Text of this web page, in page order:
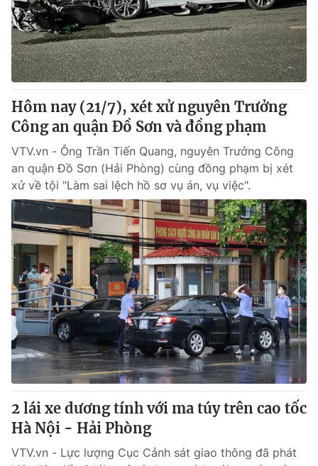
Hôm nay (21/7), xét xử nguyên Trưởng
Công an quận Đồ Sơn và đồng phạm
VTV.vn - Ông Trần Tiến Quang, nguyên Trưởng Công
an quận Đồ Sơn (Hải Phòng) cùng đồng phạm bị xét
xử về tội "Làm sai lệch hồ sơ vụ án, vụ việc".
2 lái xe dương tính với ma túy trên cao tốc
Hà Nội - Hải Phòng
VTV.vn - Lực lượng Cục Cảnh sát giao thông đã phát